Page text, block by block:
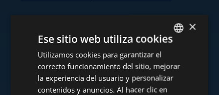
Consulte nuestra cartera
ENGLISH
HUNGARIAN
×
Ese sitio web utiliza cookies
Utilizamos cookies para garantizar el
correcto funcionamiento del sitio, mejorar
la experiencia del usuario y personalizar
contenidos y anuncios. Al hacer clic en